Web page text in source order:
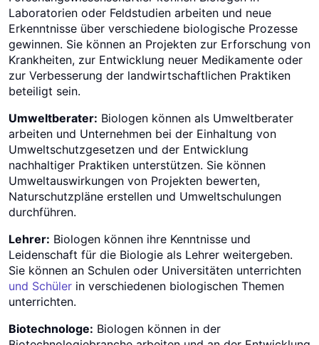
Laboratorien oder Feldstudien arbeiten und neue
Erkenntnisse über verschiedene biologische Prozesse
gewinnen. Sie können an Projekten zur Erforschung von
Krankheiten, zur Entwicklung neuer Medikamente oder
zur Verbesserung der landwirtschaftlichen Praktiken
beteiligt sein.
Umweltberater: Biologen können als Umweltberater
arbeiten und Unternehmen bei der Einhaltung von
Umweltschutzgesetzen und der Entwicklung
nachhaltiger Praktiken unterstützen. Sie können
Umweltauswirkungen von Projekten bewerten,
Naturschutzpläne erstellen und Umweltschulungen
durchführen.
Lehrer: Biologen können ihre Kenntnisse und
Leidenschaft für die Biologie als Lehrer weitergeben.
Sie können an Schulen oder Universitäten unterrichten
und Schüler in verschiedenen biologischen Themen
unterrichten.
Biotechnologe: Biologen können in der